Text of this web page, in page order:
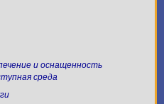
и оснащенность
среда